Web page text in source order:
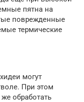
пятна на
поврежденные
термические
могут
При этом
обработать